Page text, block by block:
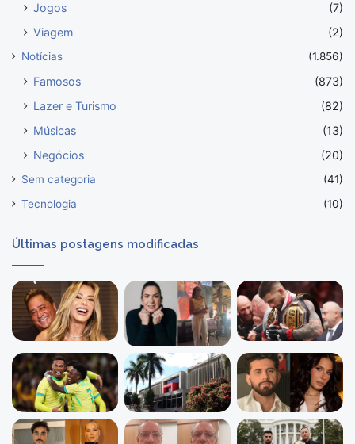
Jogos
(7)
Viagem
(2)
Notícias (1.856)
Famosos
(873)
Lazer e Turismo
(82)
Músicas
(13)
Negócios
(20)
Sem categoria
(41)
Tecnologia
(10)
Últimas postagens modificadas